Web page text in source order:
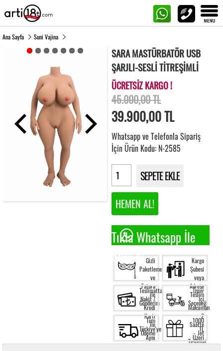
Ana Sayfa Suni Vajina
SARA MASTÜRBATÖR USB
ŞARJLI-SESLİ TİTREŞİMLİ
ÜCRETSİZ KARGO !
45.000,00 TL
39.900,00TL
Whatsapp ve Telefonla Sipariş
İçin Ürün Kodu: N-2585
SEPETE EKLE
HEMEN AL!
Tıkla Whatsapp İle
Bilgi Al.Gizli
Paketleme
ve
Fatura
ile
Gönderim
Kargo
Şubesi
veya
Adrese
Teslim
Seçeneği
Teslimatta
Nakit /
Kredi
Kartı
ile
Ödeme
İzmir
İçi
Maksimum
2
Saatte
Jet
Teslimat
Tüm
Türkiye'ye
Aynı
Gün
1000
TL
Üzeri
Siparişte